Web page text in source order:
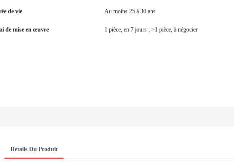
de vie Au moins 25 à 30 ans
de mise en œuvre 1 pièce, en 7 jours ; >1 pièce, à négocier
Détails Du Produit